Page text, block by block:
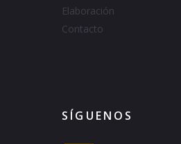
Elaboración
Contacto
SÍGUENOS